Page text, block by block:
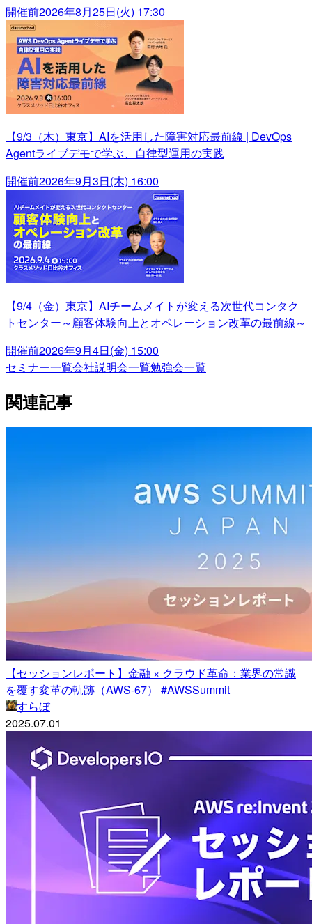
開催前2026年8月25日(火) 17:30
【9/3（木）東京】AIを活用した障害対応最前線 | DevOps
Agentライブデモで学ぶ、自律型運用の実践
開催前2026年9月3日(木) 16:00
【9/4（金）東京】AIチームメイトが変える次世代コンタク
トセンター～顧客体験向上とオペレーション改革の最前線～
開催前2026年9月4日(金) 15:00
セミナー一覧会社説明会一覧勉強会一覧
関連記事
【セッションレポート】金融 × クラウド革命：業界の常識
を覆す変革の軌跡（AWS-67） #AWSSummit
すらぼ
2025.07.01